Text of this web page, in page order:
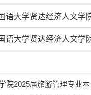
大学贤达经济人文学院毕业论文（
学贤达经济人文学院毕业论文（设计）阅批、评
院2025届旅游管理专业本